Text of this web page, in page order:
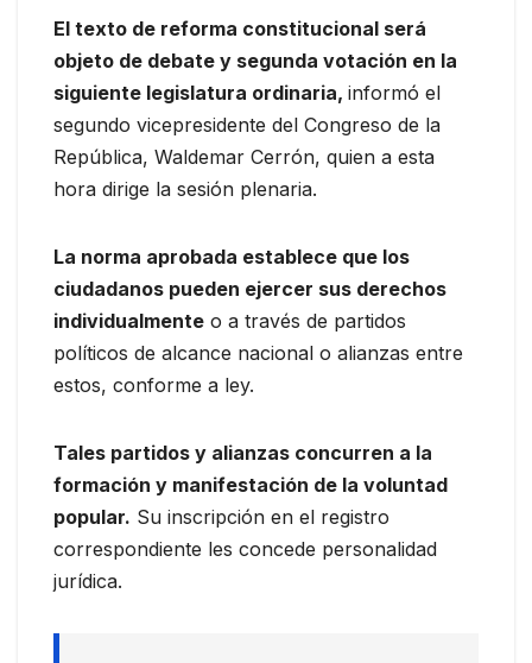
El texto de reforma constitucional será
objeto de debate y segunda votación en la
siguiente legislatura ordinaria, informó el
segundo vicepresidente del Congreso de la
República, Waldemar Cerrón, quien a esta
hora dirige la sesión plenaria.
La norma aprobada establece que los
ciudadanos pueden ejercer sus derechos
individualmente o a través de partidos
políticos de alcance nacional o alianzas entre
estos, conforme a ley.
Tales partidos y alianzas concurren a la
formación y manifestación de la voluntad
popular. Su inscripción en el registro
correspondiente les concede personalidad
jurídica.